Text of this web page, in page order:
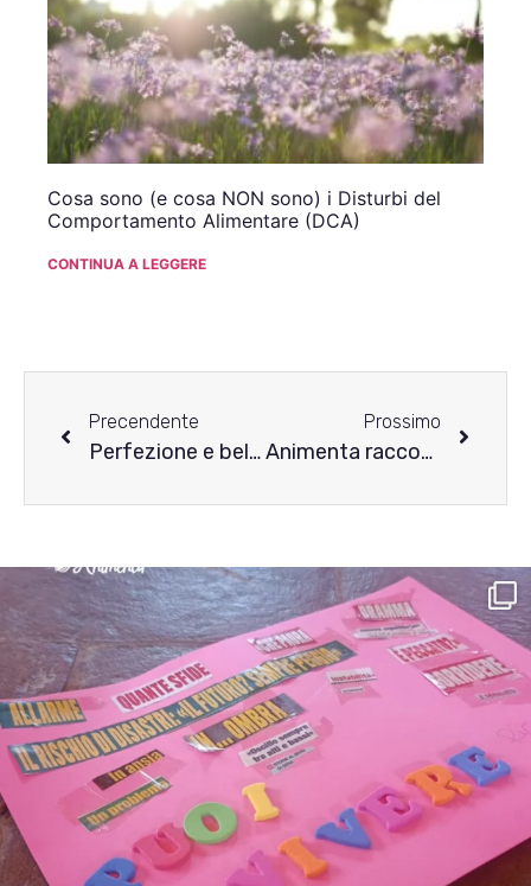
Cosa sono (e cosa NON sono) i Disturbi del
Comportamento Alimentare (DCA)
CONTINUA A LEGGERE
Precendente
Perfezione e bellezza – La riflessione di Zoulikha
Prossimo
Animenta racconta i Disturbi Alimentari: la storia di Flora